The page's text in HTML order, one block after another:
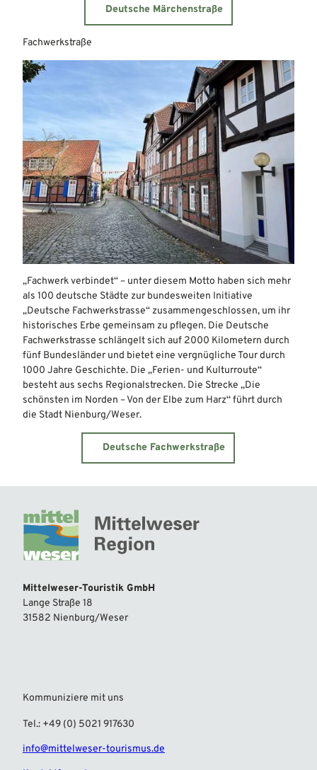
Deutsche Märchenstraße
Fachwerkstraße
Straße mit Fachwerkgebäuden in Nienburg
„Fachwerk verbindet“ – unter diesem Motto haben sich mehr
als 100 deutsche Städte zur bundesweiten Initiative
„Deutsche Fachwerkstrasse“ zusammengeschlossen, um ihr
historisches Erbe gemeinsam zu pflegen. Die Deutsche
Fachwerkstrasse schlängelt sich auf 2000 Kilometern durch
fünf Bundesländer und bietet eine vergnügliche Tour durch
1000 Jahre Geschichte. Die „Ferien- und Kulturroute“
besteht aus sechs Regionalstrecken. Die Strecke „Die
schönsten im Norden – Von der Elbe zum Harz“ führt durch
die Stadt Nienburg/Weser.
Deutsche Fachwerkstraße
Mittelweser-Touristik GmbH
Lange Straße 18
31582 Nienburg/Weser
Kommuniziere mit uns
Tel.: +49 (0) 5021 917630
info@mittelweser-tourismus.de